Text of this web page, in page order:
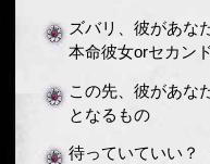
ズバリ、彼があな
本命彼女orセカン
この先、彼があな
となるもの
待っていていい